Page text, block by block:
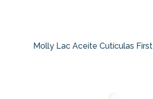
Molly Lac Aceite Cutículas